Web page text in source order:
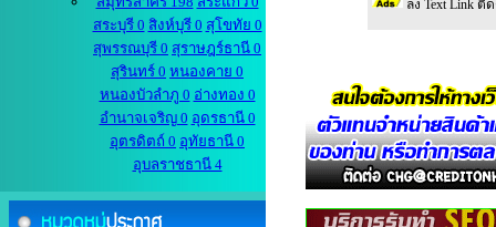
สระบุรี 0 สิงห์บุรี 0 สุโขทัย 0
สุพรรณบุรี 0 สุราษฎร์ธานี 0
สุรินทร์ 0 หนองคาย 0
หนองบัวลำภู 0 อ่างทอง 0
อำนาจเจริญ 0 อุดรธานี 0
อุตรดิตถ์ 0 อุทัยธานี 0
อุบลราชธานี 4
ลง Text Link ติด